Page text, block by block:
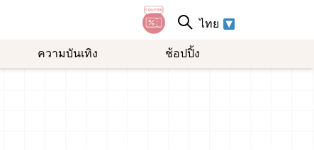
ไทย
ความบันเทิง ช้อปปิ้ง